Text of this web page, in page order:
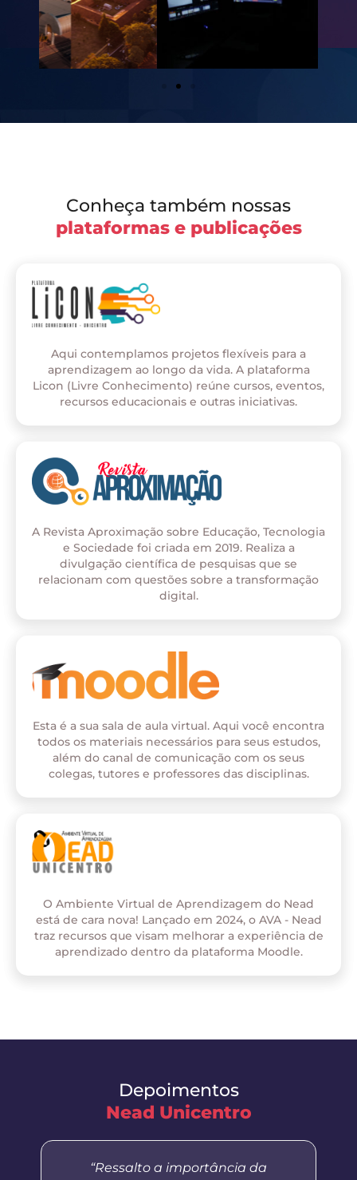
Conheça também nossas
plataformas e publicações
Aqui contemplamos projetos flexíveis para a
aprendizagem ao longo da vida. A plataforma
Licon (Livre Conhecimento) reúne cursos, eventos,
recursos educacionais e outras iniciativas.
A Revista Aproximação sobre Educação, Tecnologia
e Sociedade foi criada em 2019. Realiza a
divulgação científica de pesquisas que se
relacionam com questões sobre a transformação
digital.
Esta é a sua sala de aula virtual. Aqui você encontra
todos os materiais necessários para seus estudos,
além do canal de comunicação com os seus
colegas, tutores e professores das disciplinas.
O Ambiente Virtual de Aprendizagem do Nead
está de cara nova! Lançado em 2024, o AVA - Nead
traz recursos que visam melhorar a experiência de
aprendizado dentro da plataforma Moodle.
Depoimentos
Nead Unicentro
“Ressalto a importância da